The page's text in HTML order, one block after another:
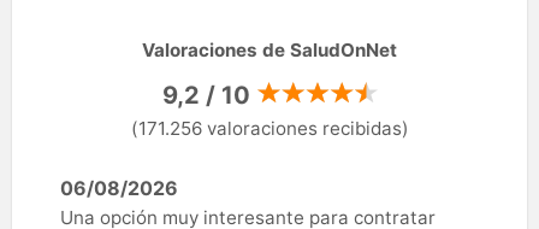
Valoraciones de SaludOnNet
9,2 / 10
(171.256 valoraciones recibidas)
06/08/2026
Una opción muy interesante para contratar